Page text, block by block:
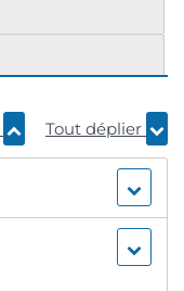
Tout déplier